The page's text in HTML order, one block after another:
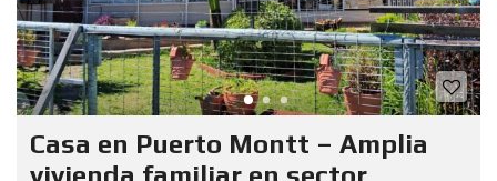
Casa en Puerto Montt – Amplia